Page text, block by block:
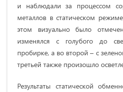
и наблюдали за процессом
металлов в статическом
этом визуально было
изменялся с голубого до
пробирке, а во второй – с
третьей также произошло
Результаты статической